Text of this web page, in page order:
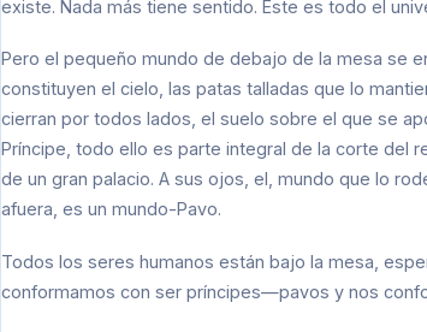
existe. Nada más tiene sentido. Este es todo el
Pero el pequeño mundo de debajo de la mesa se
constituyen el cielo, las patas talladas que lo
cierran por todos lados, el suelo sobre el que se
Príncipe, todo ello es parte integral de la corte del
de un gran palacio. A sus ojos, el, mundo que lo
afuera, es un mundo-Pavo.
Todos los seres humanos están bajo la mesa,
conformamos con ser príncipes—pavos y nos